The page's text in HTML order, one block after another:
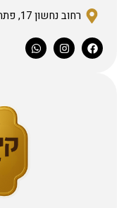
רחוב נחשון 17, פתח תקווה